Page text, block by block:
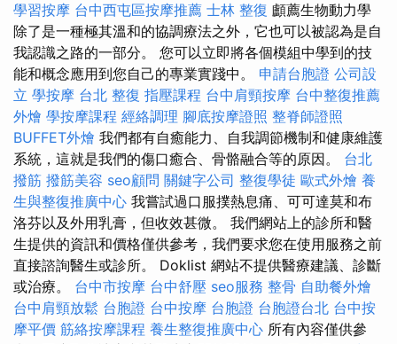
學習按摩 台中西屯區按摩推薦 士林 整復 顱薦生物動力學
除了是一種極其溫和的協調療法之外，它也可以被認為是自
我認識之路的一部分。 您可以立即將各個模組中學到的技
能和概念應用到您自己的專業實踐中。 申請台胞證 公司設
立 學按摩 台北 整復 指壓課程 台中肩頸按摩 台中整復推薦
外燴 學按摩課程 經絡調理 腳底按摩證照 整脊師證照
BUFFET外燴 我們都有自癒能力、自我調節機制和健康維護
系統，這就是我們的傷口癒合、骨骼融合等的原因。 台北
撥筋 撥筋美容 seo顧問 關鍵字公司 整復學徒 歐式外燴 養
生與整復推廣中心 我嘗試過口服撲熱息痛、可可達莫和布
洛芬以及外用乳膏，但收效甚微。 我們網站上的診所和醫
生提供的資訊和價格僅供參考，我們要求您在使用服務之前
直接諮詢醫生或診所。 Doklist 網站不提供醫療建議、診斷
或治療。 台中市按摩 台中舒壓 seo服務 整骨 自助餐外燴
台中肩頸放鬆 台胞證 台中按摩 台胞證 台胞證台北 台中按
摩平價 筋絡按摩課程 養生整復推廣中心 所有內容僅供參